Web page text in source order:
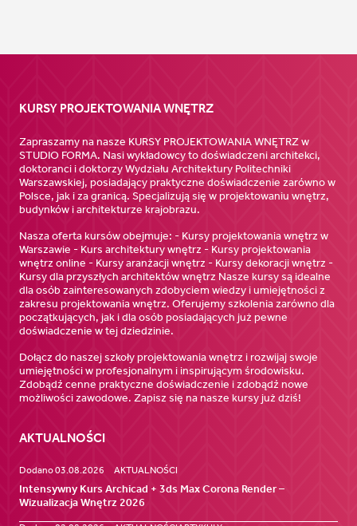
KURSY PROJEKTOWANIA WNĘTRZ
Zapraszamy na nasze KURSY PROJEKTOWANIA WNĘTRZ w
STUDIO FORMA. Nasi wykładowcy to doświadczeni architekci,
doktoranci i doktorzy Wydziału Architektury Politechniki
Warszawskiej, posiadający praktyczne doświadczenie zarówno w
Polsce, jak i za granicą. Specjalizują się w projektowaniu wnętrz,
budynków i architekturze krajobrazu.
Nasza oferta kursów obejmuje: - Kursy projektowania wnętrz w
Warszawie - Kurs architektury wnętrz - Kursy projektowania
wnętrz online - Kursy aranżacji wnętrz - Kursy dekoracji wnętrz -
Kursy dla przyszłych architektów wnętrz Nasze kursy są idealne
dla osób zainteresowanych zdobyciem wiedzy i umiejętności z
zakresu projektowania wnętrz. Oferujemy szkolenia zarówno dla
początkujących, jak i dla osób posiadających już pewne
doświadczenie w tej dziedzinie.
Dołącz do naszej szkoły projektowania wnętrz i rozwijaj swoje
umiejętności w profesjonalnym i inspirującym środowisku.
Zdobądź cenne praktyczne doświadczenie i zdobądź nowe
możliwości zawodowe. Zapisz się na nasze kursy już dziś!
AKTUALNOŚCI
Dodano 03.08.2026 AKTUALNOŚCI
Intensywny Kurs Archicad + 3ds Max Corona Render –
Wizualizacja Wnętrz 2026